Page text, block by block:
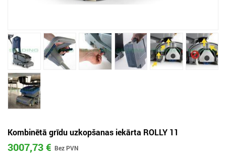
Kombinētā grīdu uzkopšanas iekārta ROLLY 11
3007,73 €